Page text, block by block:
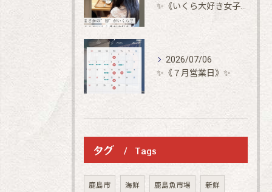
2026/07/06
✨《７月営業日》✨
タグ Tags
鹿島市 海鮮 鹿島魚市場 新鮮